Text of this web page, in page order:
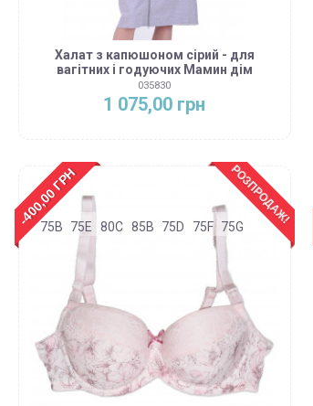
Халат з капюшоном сірий - для
вагітних і годуючих Мамин дім
035830
1 075,00 грн
РОЗПРОДАЖ!
-400,00 ГРН
75B 75E 80C 85B 75D 75F 75G